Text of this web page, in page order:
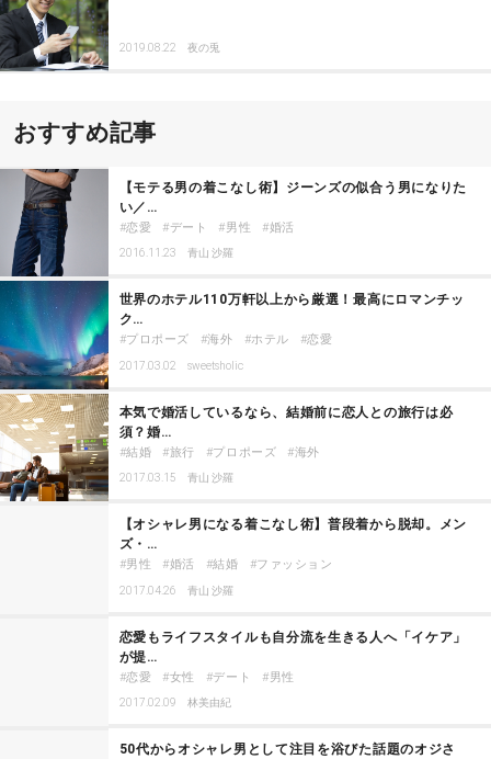
2019.08.22 夜の兎
おすすめ記事
【モテる男の着こなし術】ジーンズの似合う男になりた
い／…
恋愛 デート 男性 婚活
2016.11.23 青山 沙羅
世界のホテル110万軒以上から厳選！最高にロマンチッ
ク…
プロポーズ 海外 ホテル 恋愛
2017.03.02 sweetsholic
本気で婚活しているなら、結婚前に恋人との旅行は必
須？婚…
結婚 旅行 プロポーズ 海外
2017.03.15 青山 沙羅
【オシャレ男になる着こなし術】普段着から脱却。メン
ズ・…
男性 婚活 結婚 ファッション
2017.04.26 青山 沙羅
恋愛もライフスタイルも自分流を生きる人へ「イケア」
が提…
恋愛 女性 デート 男性
2017.02.09 林美由紀
50代からオシャレ男として注目を浴びた話題のオジさ